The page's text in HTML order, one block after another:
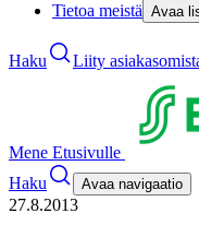
Tietoa meistä Avaa
Haku Liity
Mene Etusivulle
Haku
Avaa navigaatio
27.8.2013